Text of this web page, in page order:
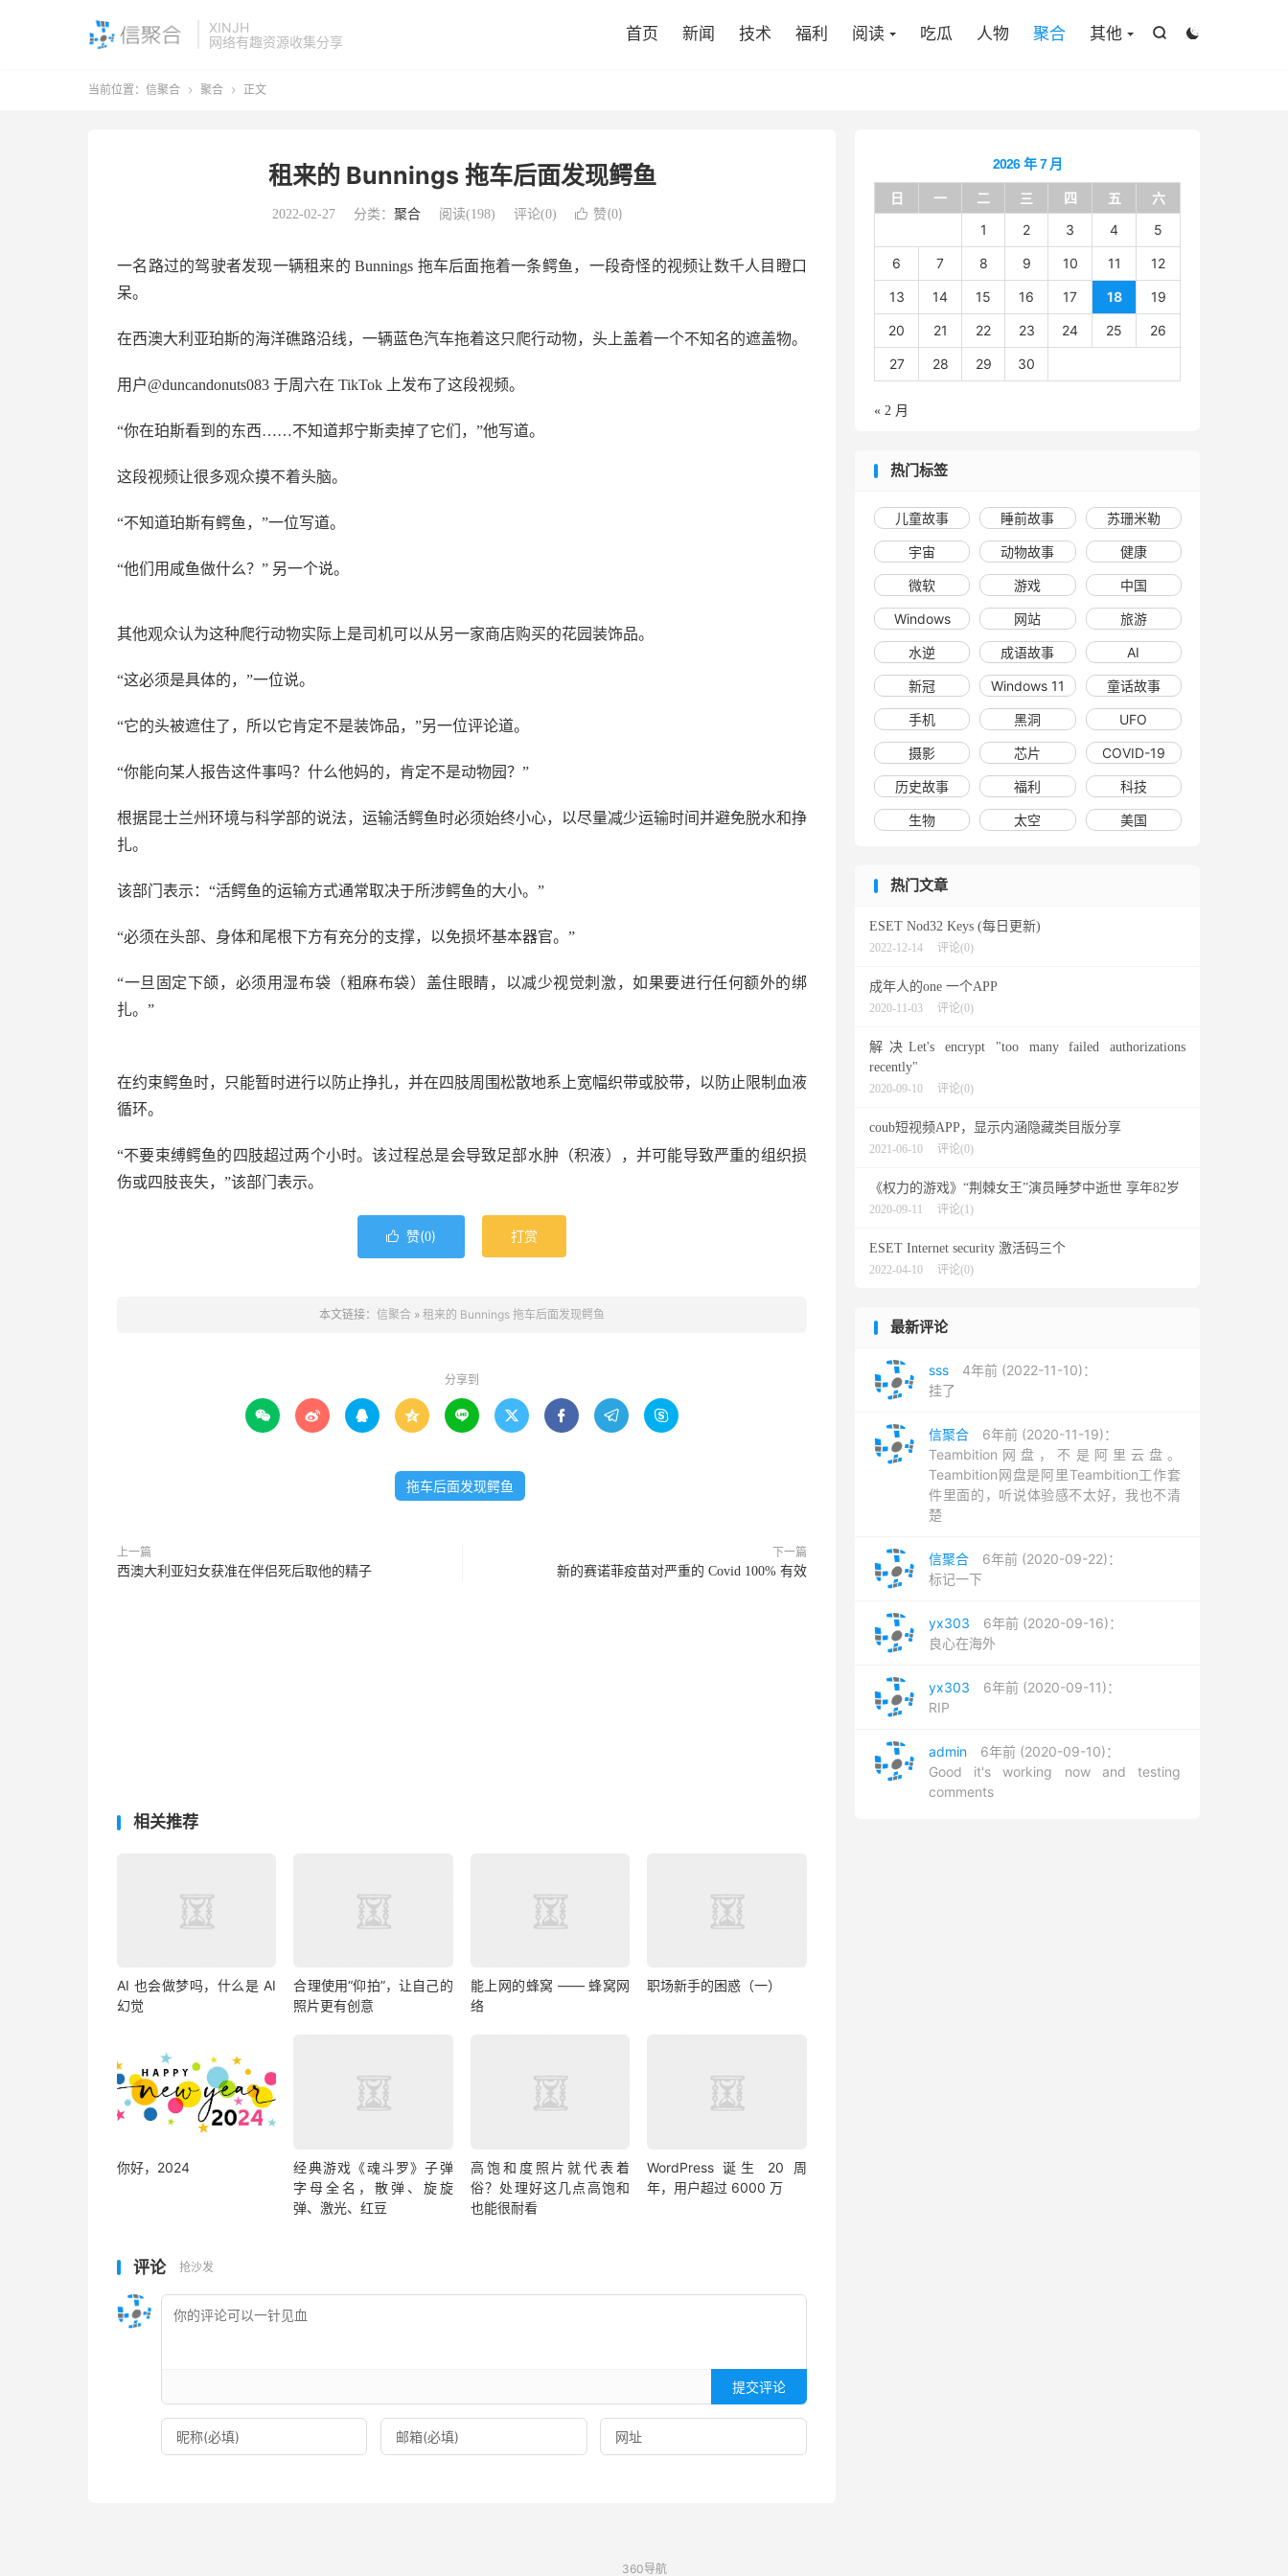
XINJH
网络有趣资源收集分享


首页 新闻 技术 福利 阅读 吃瓜 人物 聚合 其他
当前位置： 信聚合  聚合  正文
租来的 Bunnings 拖车后面发现鳄鱼
2022-02-27 分类： 聚合 阅读(198) 评论(0)  赞(0)
一名路过的驾驶者发现一辆租来的 Bunnings 拖车后面拖着一条鳄鱼，一段奇怪的视频让数千人目瞪口
呆。
在西澳大利亚珀斯的海洋礁路沿线，一辆蓝色汽车拖着这只爬行动物，头上盖着一个不知名的遮盖物。
用户@duncandonuts083 于周六在 TikTok 上发布了这段视频。
“你在珀斯看到的东西……不知道邦宁斯卖掉了它们，”他写道。
这段视频让很多观众摸不着头脑。
“不知道珀斯有鳄鱼，”一位写道。
“他们用咸鱼做什么？” 另一个说。
其他观众认为这种爬行动物实际上是司机可以从另一家商店购买的花园装饰品。
“这必须是具体的，”一位说。
“它的头被遮住了，所以它肯定不是装饰品，”另一位评论道。
“你能向某人报告这件事吗？什么他妈的，肯定不是动物园？”
根据昆士兰州环境与科学部的说法，运输活鳄鱼时必须始终小心，以尽量减少运输时间并避免脱水和挣
扎。
该部门表示：“活鳄鱼的运输方式通常取决于所涉鳄鱼的大小。”
“必须在头部、身体和尾根下方有充分的支撑，以免损坏基本器官。”
“一旦固定下颌，必须用湿布袋（粗麻布袋）盖住眼睛，以减少视觉刺激，如果要进行任何额外的绑
扎。”
在约束鳄鱼时，只能暂时进行以防止挣扎，并在四肢周围松散地系上宽幅织带或胶带，以防止限制血液
循环。
“不要束缚鳄鱼的四肢超过两个小时。该过程总是会导致足部水肿（积液），并可能导致严重的组织损
伤或四肢丧失，”该部门表示。
 赞(0) 打赏
本文链接： 信聚合 » 租来的 Bunnings 拖车后面发现鳄鱼
分享到
        
拖车后面发现鳄鱼
上一篇
西澳大利亚妇女获准在伴侣死后取他的精子
下一篇
新的赛诺菲疫苗对严重的 Covid 100% 有效
相关推荐
AI 也会做梦吗，什么是 AI
幻觉
合理使用“仰拍”，让自己的
照片更有创意
能上网的蜂窝 —— 蜂窝网
络
职场新手的困惑（一）
你好，2024
经典游戏《魂斗罗》子弹
字母全名，散弹、旋旋
弹、激光、红豆
高饱和度照片就代表着
俗？处理好这几点高饱和
也能很耐看
WordPress 诞生 20 周
年，用户超过 6000 万
评论 抢沙发
提交评论
2026 年 7 月
日 一 二 三 四 五
六
1
2 3 4 5
6 7 8 9 10 11 12
13 14 15 16 17 18 19
20 21 22 23 24 25 26
27 28 29 30
« 2 月
热门标签
儿童故事 睡前故事 苏珊米勒
宇宙 动物故事 健康
微软 游戏 中国
Windows 网站 旅游
水逆 成语故事 AI
新冠 Windows 11 童话故事
手机 黑洞 UFO
摄影 芯片 COVID-19
历史故事 福利 科技
生物 太空 美国
热门文章
ESET Nod32 Keys (每日更新)
2022-12-14 评论(0)
成年人的one 一个APP
2020-11-03 评论(0)
解决Let's encrypt "too many failed authorizations
recently"
2020-09-10 评论(0)
coub短视频APP，显示内涵隐藏类目版分享
2021-06-10 评论(0)
《权力的游戏》“荆棘女王”演员睡梦中逝世 享年82岁
2020-09-11 评论(1)
ESET Internet security 激活码三个
2022-04-10 评论(0)
最新评论
sss
4年前 (2022-11-10)：
挂了
信聚合
6年前 (2020-11-19)：
Teambition网盘，不是阿里云盘。
Teambition网盘是阿里Teambition工作套
件里面的，听说体验感不太好，我也不清
楚
信聚合
6年前 (2020-09-22)：
标记一下
yx303
6年前 (2020-09-16)：
良心在海外
yx303
6年前 (2020-09-11)：
RIP
admin
6年前 (2020-09-10)：
Good it's working now and testing
comments
360导航